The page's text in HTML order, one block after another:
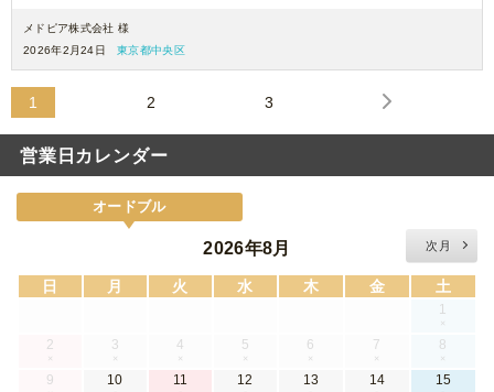
メドピア株式会社 様
2026年2月24日
東京都中央区
1 2 3
営業日カレンダー
オードブル
2026年8月 次月
日 月 火 水 木 金 土
1
×
2
×
3
×
4
×
5
×
6
×
7
×
8
×
9 10 11 12 13 14 15